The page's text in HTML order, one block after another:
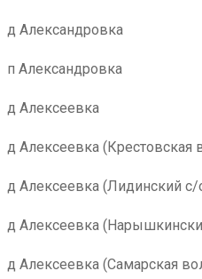
д Александровка
п Александровка
д Алексеевка
д Алексеевка (Крестовская
д Алексеевка (Лидинский с/
д Алексеевка
д Алексеевка (Самарская